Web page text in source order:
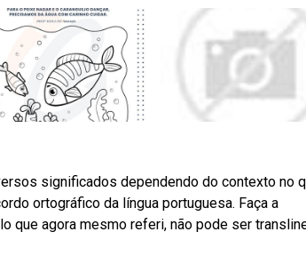
significados dependendo do contexto no
ortográfico da língua portuguesa. Faça a
que agora mesmo referi, não pode ser